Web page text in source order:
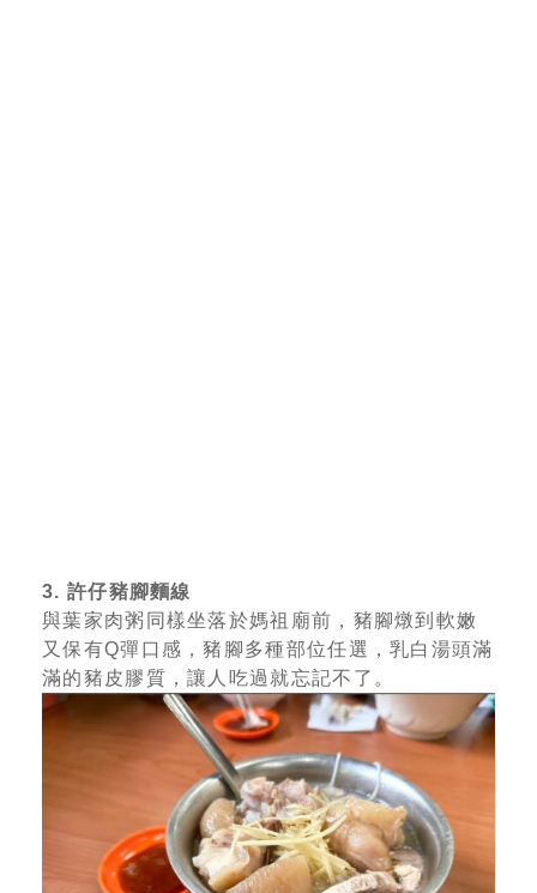
3. 許仔豬腳麵線
與葉家肉粥同樣坐落於媽祖廟前，豬腳燉到軟嫩
又保有Q彈口感，豬腳多種部位任選，乳白湯頭滿
滿的豬皮膠質，讓人吃過就忘記不了。